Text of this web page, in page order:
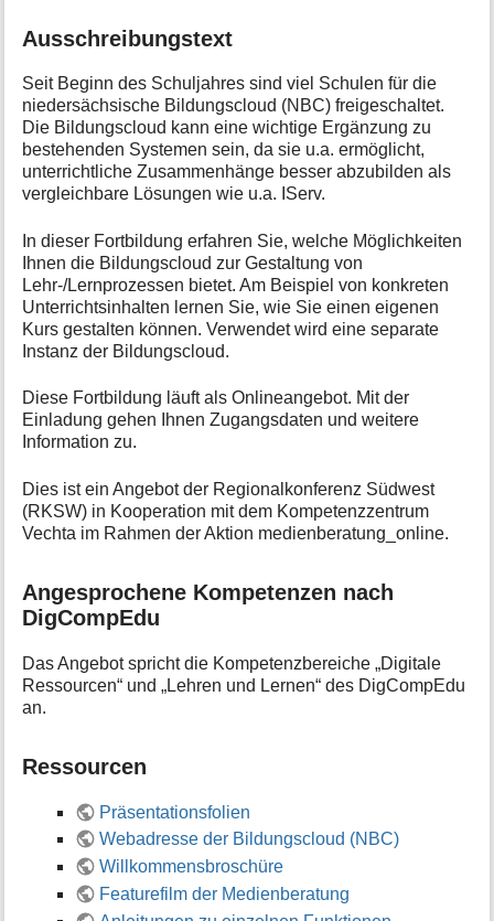
n
z
u
r
S
e
i
t
e
Ausschreibungstext
Seit Beginn des Schuljahres sind viel Schulen für die
niedersächsische Bildungscloud (NBC) freigeschaltet.
Die Bildungscloud kann eine wichtige Ergänzung zu
bestehenden Systemen sein, da sie u.a. ermöglicht,
unterrichtliche Zusammenhänge besser abzubilden als
vergleichbare Lösungen wie u.a. IServ.
In dieser Fortbildung erfahren Sie, welche Möglichkeiten
Ihnen die Bildungscloud zur Gestaltung von
Lehr-/Lernprozessen bietet. Am Beispiel von konkreten
Unterrichtsinhalten lernen Sie, wie Sie einen eigenen
Kurs gestalten können. Verwendet wird eine separate
Instanz der Bildungscloud.
Diese Fortbildung läuft als Onlineangebot. Mit der
Einladung gehen Ihnen Zugangsdaten und weitere
Information zu.
Dies ist ein Angebot der Regionalkonferenz Südwest
(RKSW) in Kooperation mit dem Kompetenzzentrum
Vechta im Rahmen der Aktion medienberatung_online.
Angesprochene Kompetenzen nach
DigCompEdu
Das Angebot spricht die Kompetenzbereiche „Digitale
Ressourcen“ und „Lehren und Lernen“ des DigCompEdu
an.
Ressourcen
Präsentationsfolien
Webadresse der Bildungscloud (NBC)
Willkommensbroschüre
Featurefilm der Medienberatung